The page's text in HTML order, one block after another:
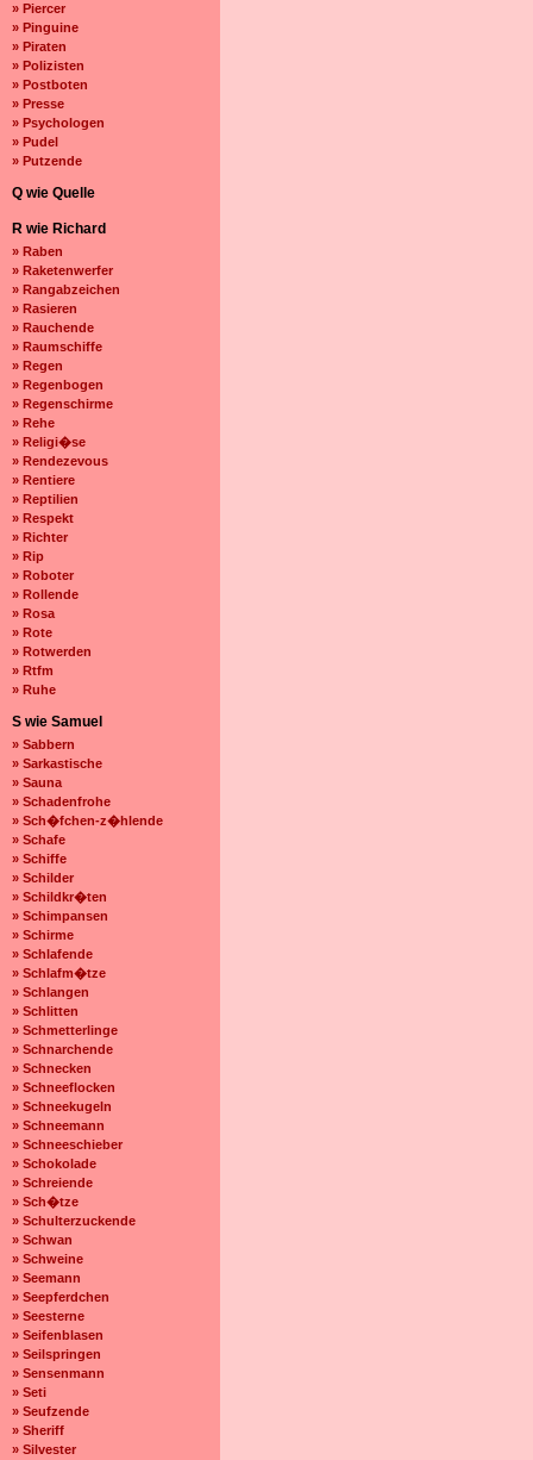
» Piercer
» Pinguine
» Piraten
» Polizisten
» Postboten
» Presse
» Psychologen
» Pudel
» Putzende
Q wie Quelle
R wie Richard
» Raben
» Raketenwerfer
» Rangabzeichen
» Rasieren
» Rauchende
» Raumschiffe
» Regen
» Regenbogen
» Regenschirme
» Rehe
» Religi�se
» Rendezevous
» Rentiere
» Reptilien
» Respekt
» Richter
» Rip
» Roboter
» Rollende
» Rosa
» Rote
» Rotwerden
» Rtfm
» Ruhe
S wie Samuel
» Sabbern
» Sarkastische
» Sauna
» Schadenfrohe
» Sch�fchen-z�hlende
» Schafe
» Schiffe
» Schilder
» Schildkr�ten
» Schimpansen
» Schirme
» Schlafende
» Schlafm�tze
» Schlangen
» Schlitten
» Schmetterlinge
» Schnarchende
» Schnecken
» Schneeflocken
» Schneekugeln
» Schneemann
» Schneeschieber
» Schokolade
» Schreiende
» Sch�tze
» Schulterzuckende
» Schwan
» Schweine
» Seemann
» Seepferdchen
» Seesterne
» Seifenblasen
» Seilspringen
» Sensenmann
» Seti
» Seufzende
» Sheriff
» Silvester